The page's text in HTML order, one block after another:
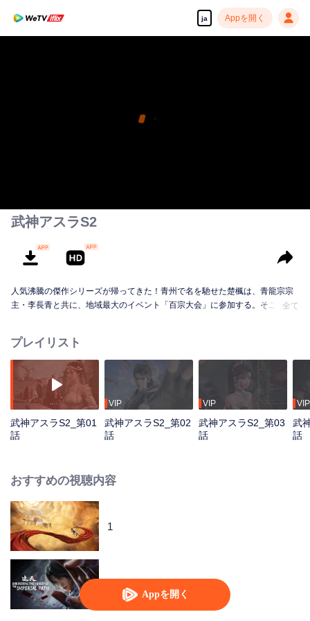
ja Appを開く
Appを開く
武神アスラS2
人気沸騰の傑作シリーズが帰ってきた！青州で名を馳せた楚楓は、青龍宗宗
主・李長青と共に、地域最大のイベント「百宗大会」に参加する。そこで、
火双珠」を無意識に刺激してしまう。楚楓を救うため、彼の友人である蘇柔
と蘇姉妹は双珠に取り憑かれ、死の淵に立たされる。二人を救う決意を固め
た楚楓は、「万妖山」への旅に出発する。 旅の途中で、楚楓は若き皇族の公
子・姜無傷と友情を結び、謎めいた少女・紫と再会する。
全て
プレイリスト
武神アスラS2_第01
話
VIP
武神アスラS2_第02
話
VIP
武神アスラS2_第03
話
VIP
武
話
おすすめの視聴内容
1
天を覆う者〜帝王の道〜